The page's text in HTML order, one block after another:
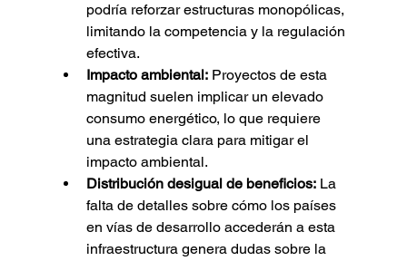
podría reforzar estructuras monopólicas,
limitando la competencia y la regulación
efectiva.
Impacto ambiental: Proyectos de esta
magnitud suelen implicar un elevado
consumo energético, lo que requiere
una estrategia clara para mitigar el
impacto ambiental.
Distribución desigual de beneficios: La
falta de detalles sobre cómo los países
en vías de desarrollo accederán a esta
infraestructura genera dudas sobre la